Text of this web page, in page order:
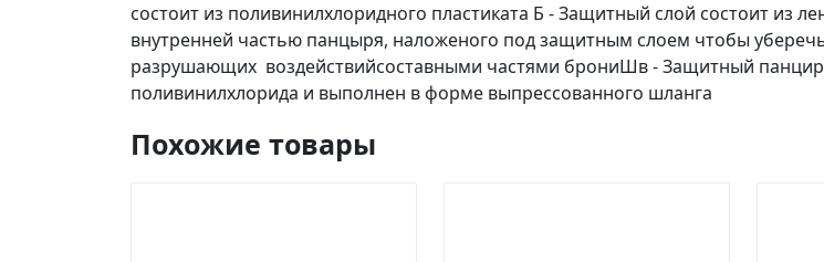
состоит из поливинилхлоридного пластиката Б - Защитный слой состоит из
внутренней частью панцыря, наложеного под защитным слоем чтобы
разрушающих воздействийсоставными частями брониШв - Защитный
поливинилхлорида и выполнен в форме выпрессованного шланга
Похожие товары